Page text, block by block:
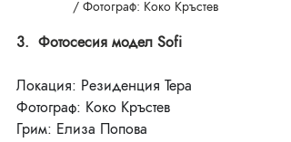
/ Фотограф: Коко Кръстев
3.  Фотосесия модел Sofi
Локация: Резиденция Тера
Фотограф: Коко Кръстев
Грим: Елиза Попова